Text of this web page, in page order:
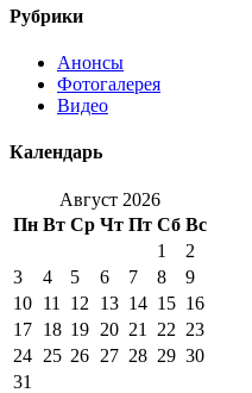
Рубрики
Анонсы
Фотогалерея
Видео
Календарь
Август 2026
Пн Вт Ср Чт Пт Сб Вс
1
2
3
4 5 6 7 8
9
10 11 12 13 14 15 16
17 18 19 20 21 22 23
24 25 26 27 28 29 30
31